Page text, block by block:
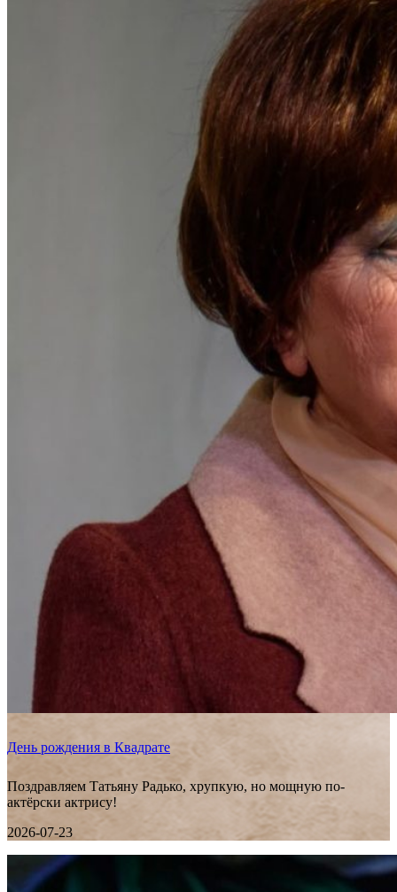
День рождения в Квадрате
Поздравляем Татьяну Радько, хрупкую, но мощную по-
актёрски актрису!
2026-07-23